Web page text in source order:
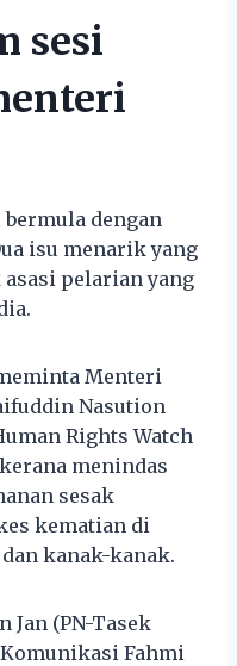
sesi
dengan
isu menarik yang
pelarian yang
Menteri
Nasution
Rights Watch
menindas
sesak
kematian di
kanak-kanak.
Jan (PN-Tasek
Fahmi